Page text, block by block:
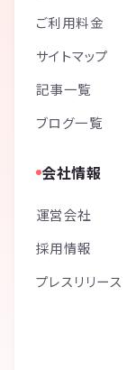
ご利用料金
サイトマップ
記事一覧
ブログ一覧
会社情報
運営会社
採用情報
プレスリリース